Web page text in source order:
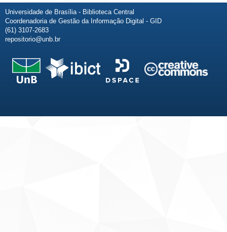
Universidade de Brasília - Biblioteca Central
Coordenadoria de Gestão da Informação Digital - GID
(61) 3107-2683
repositorio@unb.br